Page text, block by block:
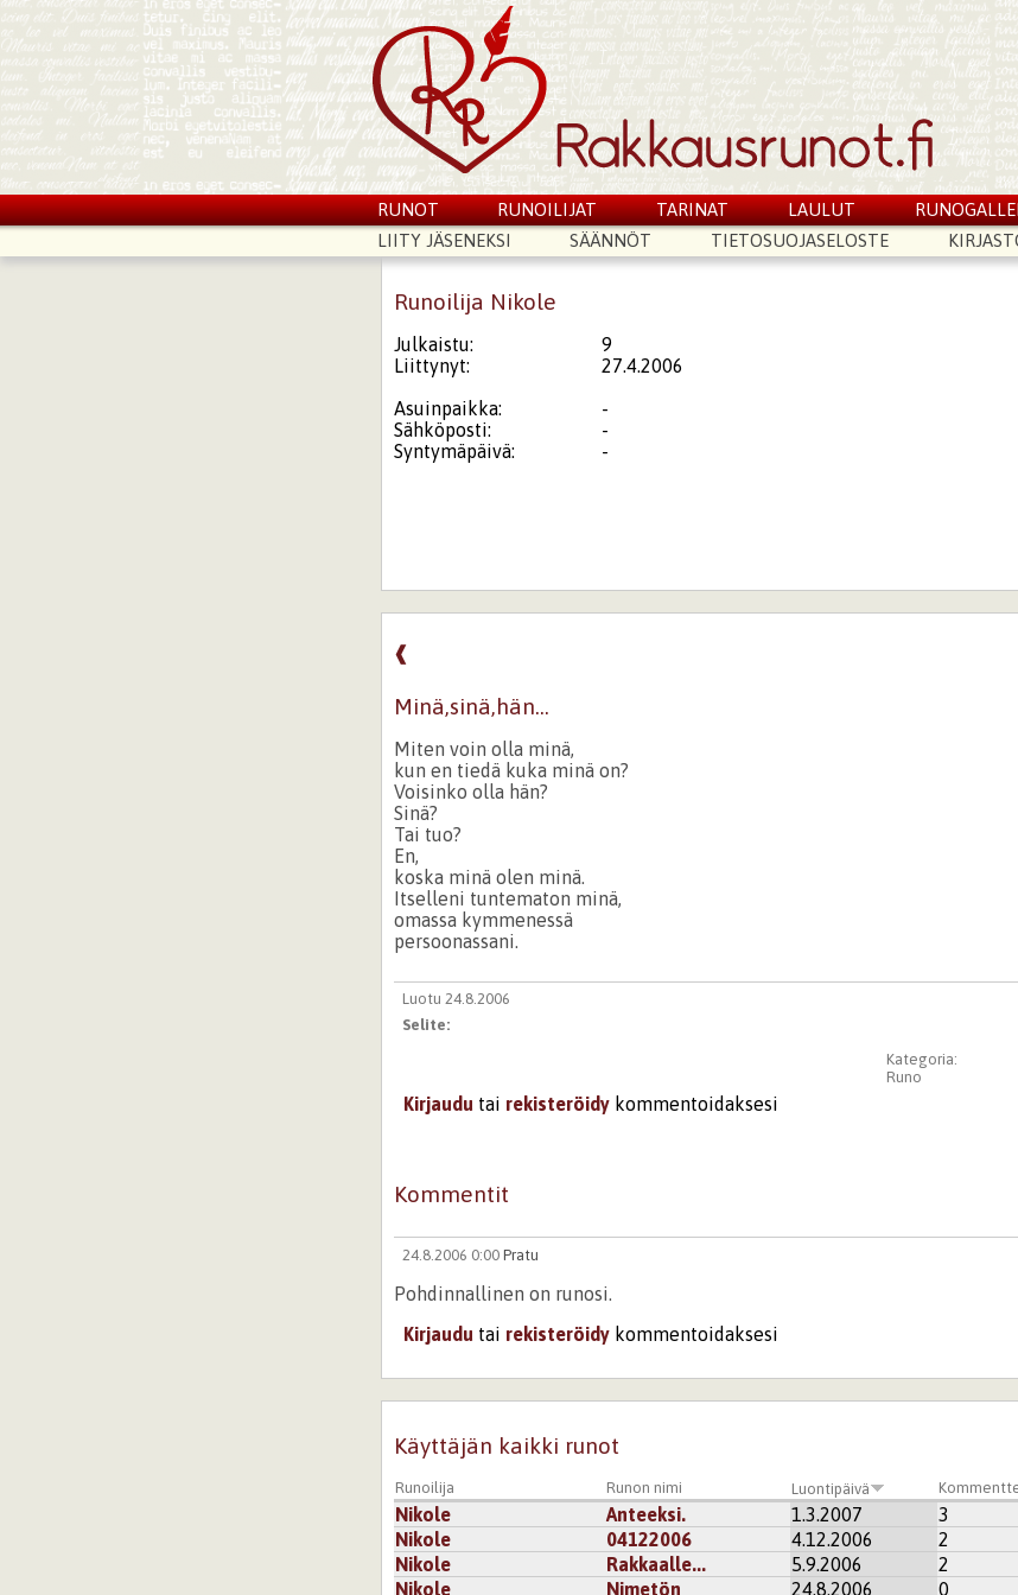
RUNOT RUNOILIJAT TARINAT LAULUT
LIITY JÄSENEKSI
SÄÄNNÖT TIETOSUOJASELOSTE
Runoilija Nikole
Julkaistu:
9
Liittynyt:
27.4.2006
Asuinpaikka:
-
Sähköposti:
-
Syntymäpäivä:
-
❰
Minä,sinä,hän...
Miten voin olla minä,
kun en tiedä kuka minä on?
Voisinko olla hän?
Sinä?
Tai tuo?
En,
koska minä olen minä.
Itselleni tuntematon minä,
omassa kymmenessä
persoonassani.
Luotu 24.8.2006
Selite:
Kategoria:
Runo
Kirjaudu tai rekisteröidy kommentoidaksesi
Kommentit
24.8.2006 0:00 Pratu
Pohdinnallinen on runosi.
Kirjaudu tai rekisteröidy kommentoidaksesi
Käyttäjän kaikki runot
Runoilija Runon nimi Luontipäivä
Nikole Anteeksi. 1.3.2007 3
Nikole
04122006 4.12.2006 2
Nikole
Rakkaalle... 5.9.2006 2
Nikole
Nimetön 24.8.2006 0